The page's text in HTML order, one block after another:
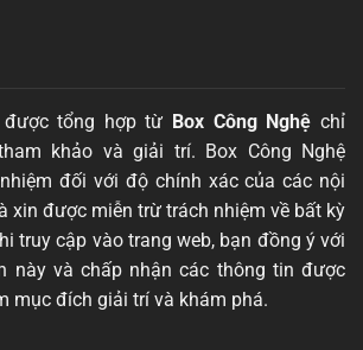
tổng hợp từ Box Công Nghệ chỉ
khảo và giải trí. Box Công Nghệ
đối với độ chính xác của các nội
xin được miễn trừ trách nhiệm về bất kỳ
truy cập vào trang web, bạn đồng ý với
này và chấp nhận các thông tin được
mục đích giải trí và khám phá.